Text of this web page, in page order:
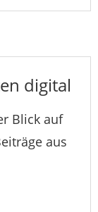
digital
Blick auf
aus